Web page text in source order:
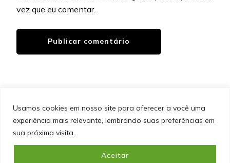
Usamos cookies em nosso site para oferecer a você uma
experiência mais relevante, lembrando suas preferências em
sua próxima visita.
Aceitar
vez que eu comentar.
&cópia; Direitos Autorais 2026Portal do Inferno
SITEMAP POLÍTICA DE PRIVACIDADE
EQUIPE